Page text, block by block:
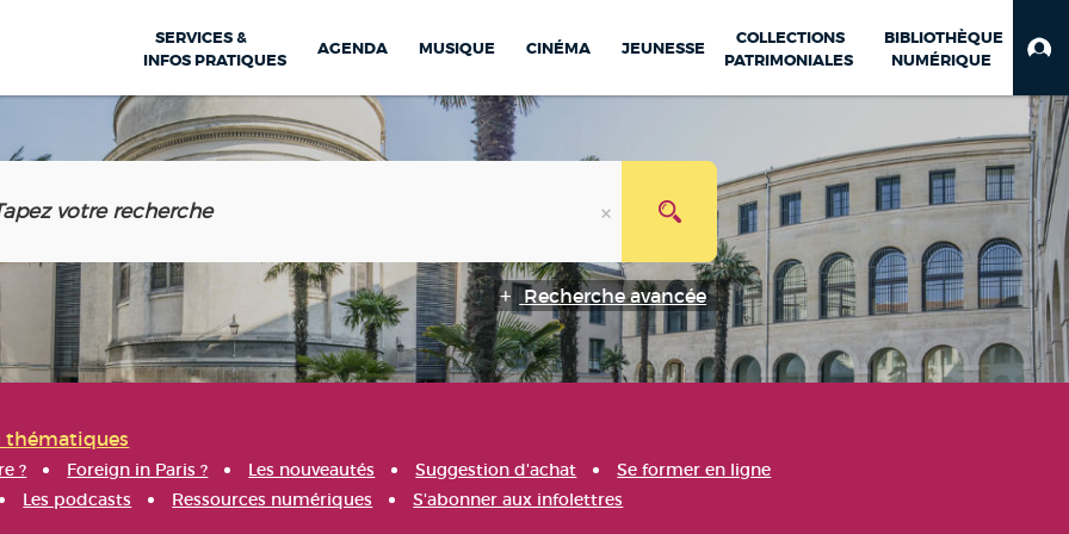
SERVICES &
INFOS PRATIQUES
AGENDA MUSIQUE CINÉMA JEUNESSE
COLLECTIONS
PATRIMONIALES
BIBLIOTHÈQUE
NUMÉRIQUE
Recherche avancée
thématiques
? Foreign in Paris ? Les nouveautés Suggestion d'achat
Se former en ligne
Les podcasts Ressources numériques S'abonner aux infolettres